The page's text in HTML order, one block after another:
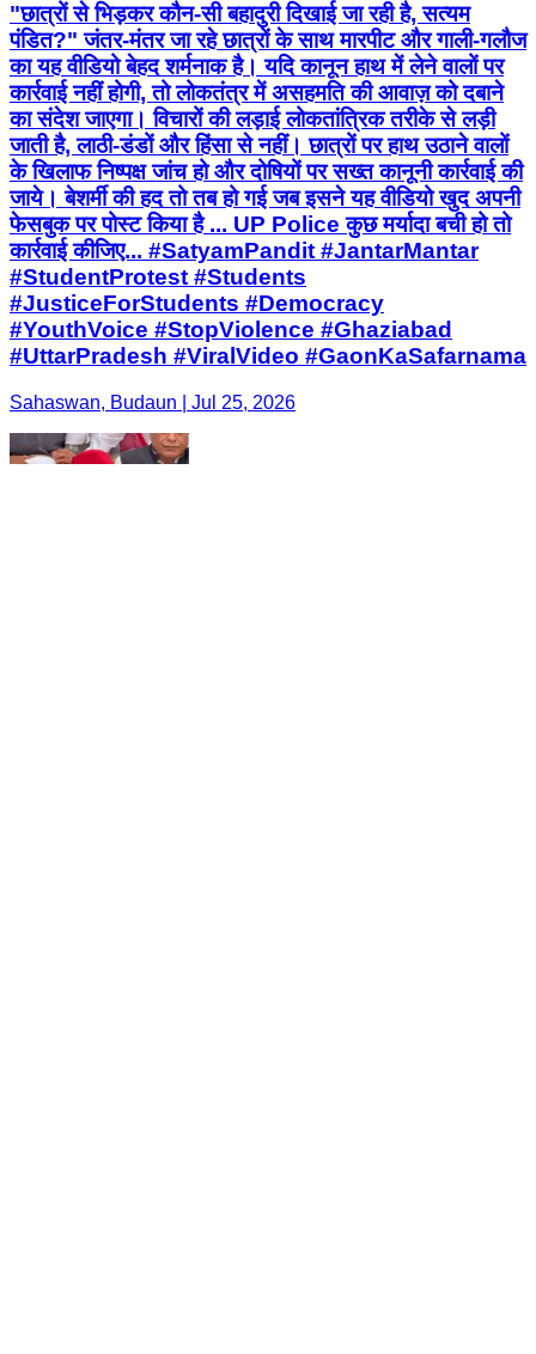
"छात्रों से भिड़कर कौन-सी बहादुरी दिखाई जा रही है, सत्यम
पंडित?" जंतर-मंतर जा रहे छात्रों के साथ मारपीट और गाली-गलौज
का यह वीडियो बेहद शर्मनाक है। यदि कानून हाथ में लेने वालों पर
कार्रवाई नहीं होगी, तो लोकतंत्र में असहमति की आवाज़ को दबाने
का संदेश जाएगा। विचारों की लड़ाई लोकतांत्रिक तरीके से लड़ी
जाती है, लाठी-डंडों और हिंसा से नहीं। छात्रों पर हाथ उठाने वालों
के खिलाफ निष्पक्ष जांच हो और दोषियों पर सख्त कानूनी कार्रवाई की
जाये। बेशर्मी की हद तो तब हो गई जब इसने यह वीडियो खुद अपनी
फेसबुक पर पोस्ट किया है ... UP Police कुछ मर्यादा बची हो तो
कार्रवाई कीजिए... #SatyamPandit #JantarMantar
#StudentProtest #Students
#JusticeForStudents #Democracy
#YouthVoice #StopViolence #Ghaziabad
#UttarPradesh #ViralVideo #GaonKaSafarnama
Sahaswan, Budaun | Jul 25, 2026